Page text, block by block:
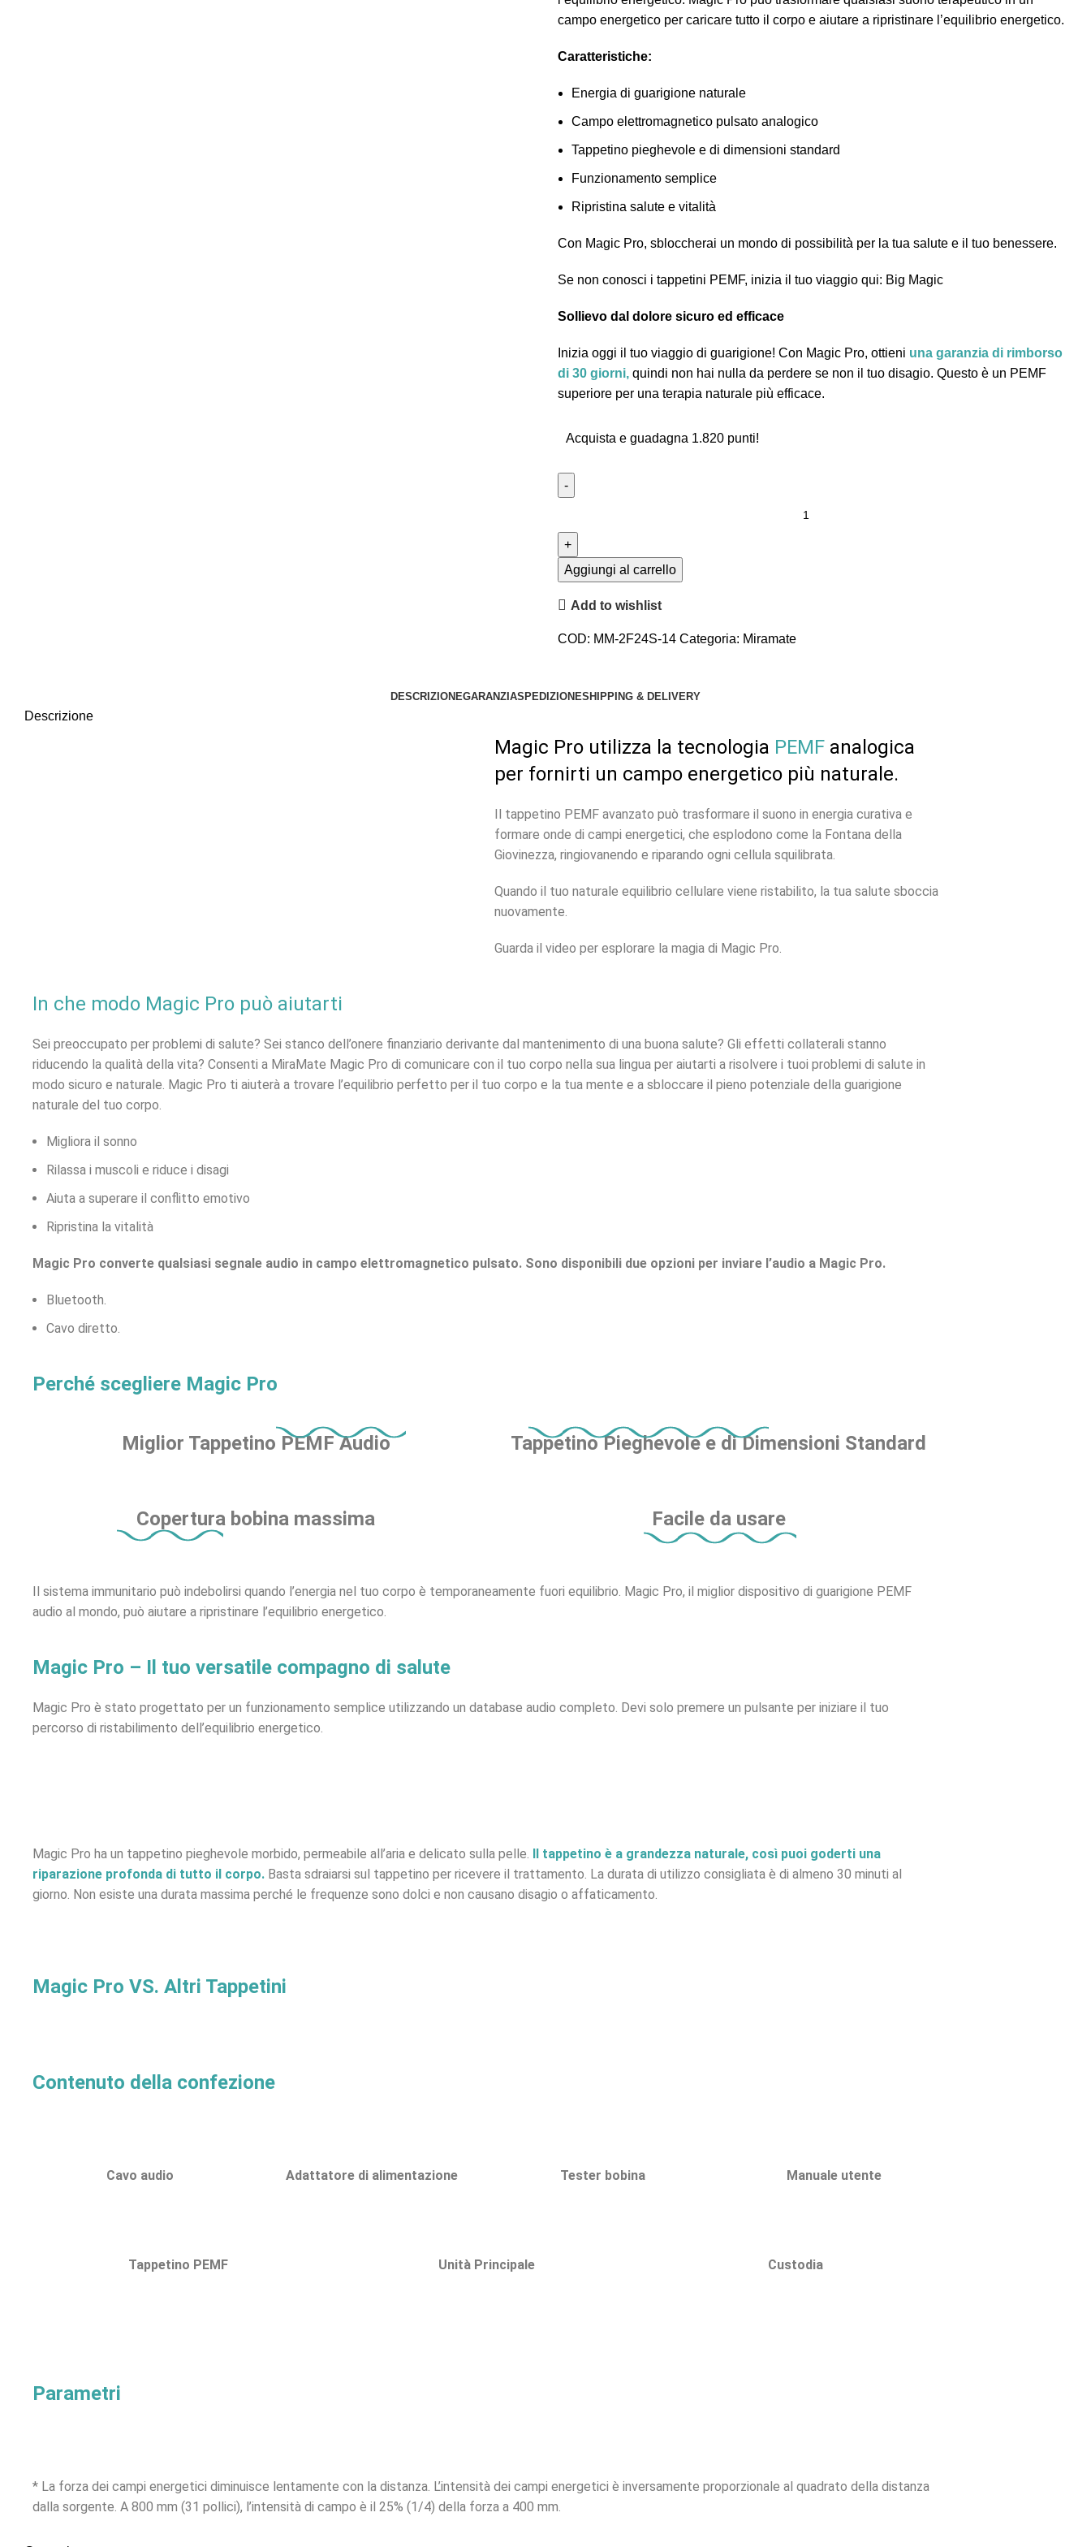
campo energetico per caricare tutto il corpo e aiutare a ripristinare l’equilibrio energetico.
Caratteristiche:
Energia di guarigione naturale
Campo elettromagnetico pulsato analogico
Tappetino pieghevole e di dimensioni standard
Funzionamento semplice
Ripristina salute e vitalità
Con Magic Pro, sbloccherai un mondo di possibilità per la tua salute e il tuo benessere.
Se non conosci i tappetini PEMF, inizia il tuo viaggio qui: Big Magic
Sollievo dal dolore sicuro ed efficace
Inizia oggi il tuo viaggio di guarigione! Con Magic Pro, ottieni una garanzia di rimborso
di 30 giorni, quindi non hai nulla da perdere se non il tuo disagio. Questo è un PEMF
superiore per una terapia naturale più efficace.
Acquista e guadagna 1.820 punti!
Aggiungi al carrello
Add to wishlist
COD: MM-2F24S-14 Categoria: Miramate
DESCRIZIONEGARANZIASPEDIZIONESHIPPING & DELIVERY
Descrizione
Magic Pro utilizza la tecnologia PEMF analogica
per fornirti un campo energetico più naturale.
Il tappetino PEMF avanzato può trasformare il suono in energia curativa e
formare onde di campi energetici, che esplodono come la Fontana della
Giovinezza, ringiovanendo e riparando ogni cellula squilibrata.
Quando il tuo naturale equilibrio cellulare viene ristabilito, la tua salute sboccia
nuovamente.
Guarda il video per esplorare la magia di Magic Pro.
In che modo Magic Pro può aiutarti
Sei preoccupato per problemi di salute? Sei stanco dell’onere finanziario derivante dal mantenimento di una buona salute? Gli effetti collaterali stanno
riducendo la qualità della vita? Consenti a MiraMate Magic Pro di comunicare con il tuo corpo nella sua lingua per aiutarti a risolvere i tuoi problemi di salute in
modo sicuro e naturale. Magic Pro ti aiuterà a trovare l’equilibrio perfetto per il tuo corpo e la tua mente e a sbloccare il pieno potenziale della guarigione
naturale del tuo corpo.
Migliora il sonno
Rilassa i muscoli e riduce i disagi
Aiuta a superare il conflitto emotivo
Ripristina la vitalità
Magic Pro converte qualsiasi segnale audio in campo elettromagnetico pulsato. Sono disponibili due opzioni per inviare l’audio a Magic Pro.
Bluetooth.
Cavo diretto.
Perché scegliere Magic Pro
Miglior Tappetino PEMF Audio Tappetino Pieghevole e di Dimensioni Standard
Copertura bobina massima Facile da usare
Il sistema immunitario può indebolirsi quando l’energia nel tuo corpo è temporaneamente fuori equilibrio. Magic Pro, il miglior dispositivo di guarigione PEMF
audio al mondo, può aiutare a ripristinare l’equilibrio energetico.
Magic Pro – Il tuo versatile compagno di salute
Magic Pro è stato progettato per un funzionamento semplice utilizzando un database audio completo. Devi solo premere un pulsante per iniziare il tuo
percorso di ristabilimento dell’equilibrio energetico.
Magic Pro ha un tappetino pieghevole morbido, permeabile all’aria e delicato sulla pelle. Il tappetino è a grandezza naturale, così puoi goderti una
riparazione profonda di tutto il corpo. Basta sdraiarsi sul tappetino per ricevere il trattamento. La durata di utilizzo consigliata è di almeno 30 minuti al
giorno. Non esiste una durata massima perché le frequenze sono dolci e non causano disagio o affaticamento.
Magic Pro VS. Altri Tappetini
Contenuto della confezione
Cavo audio Adattatore di alimentazione Tester bobina Manuale utente
Tappetino PEMF Unità Principale Custodia
Parametri
* La forza dei campi energetici diminuisce lentamente con la distanza. L’intensità dei campi energetici è inversamente proporzionale al quadrato della distanza
dalla sorgente. A 800 mm (31 pollici), l’intensità di campo è il 25% (1/4) della forza a 400 mm.